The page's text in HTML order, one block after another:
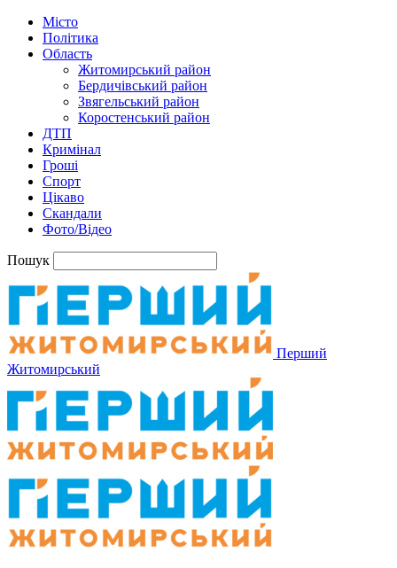
Місто
Політика
Область
Житомирський район
Бердичівський район
Звягельський район
Коростенський район
ДТП
Кримінал
Гроші
Спорт
Цікаво
Скандали
Фото/Відео
Пошук
Перший
Житомирський